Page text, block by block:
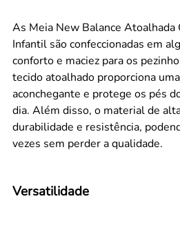
As Meia New Balance Atoalhada
Infantil são confeccionadas em
conforto e maciez para os
tecido atoalhado proporciona
aconchegante e protege os pés
dia. Além disso, o material de
durabilidade e resistência,
vezes sem perder a qualidade.
Versatilidade